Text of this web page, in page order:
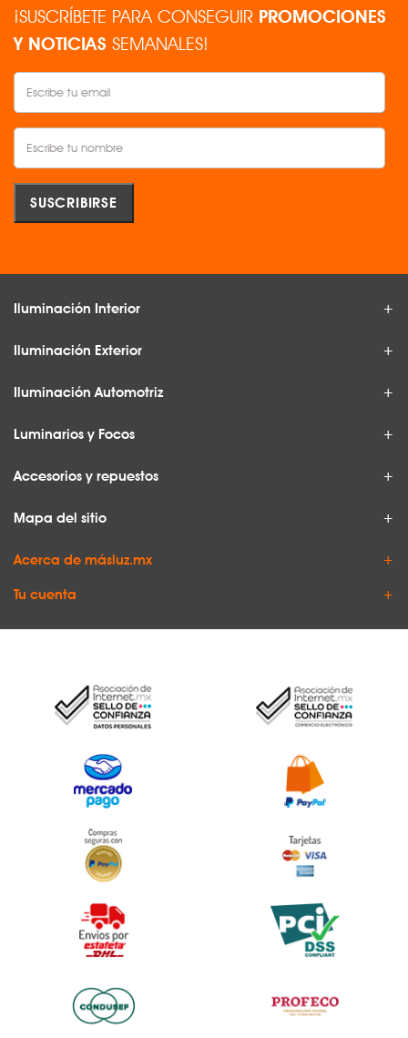
¡SUSCRÍBETE PARA CONSEGUIR PROMOCIONES
Y NOTICIAS SEMANALES!
Iluminación Interior
Iluminación Exterior
Iluminación Automotriz
Luminarios y Focos
Accesorios y repuestos
Mapa del sitio
Acerca de másluz.mx
Tu cuenta